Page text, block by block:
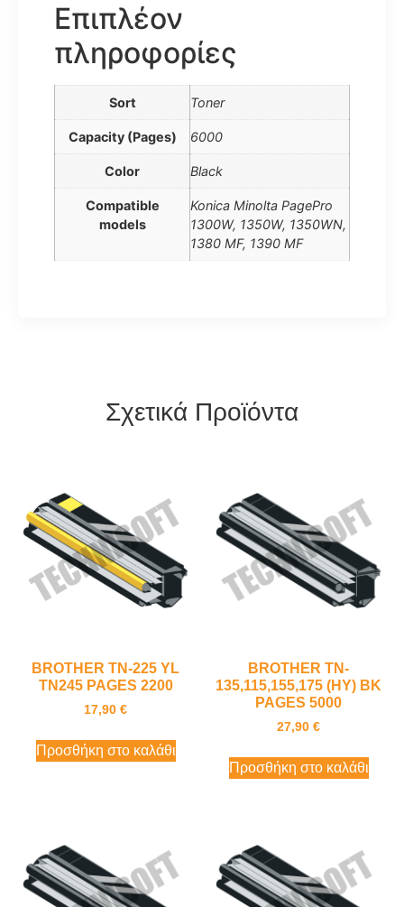
Επιπλέον
πληροφορίες
Sort Toner
Capacity (Pages) 6000
Color Black
Compatible
models
Konica Minolta PagePro
1300W, 1350W, 1350WN,
1380 MF, 1390 MF
Σχετικά Προϊόντα
BROTHER TN-225 YL
TN245 PAGES 2200
17,90 €
Προσθήκη στο καλάθι
BROTHER TN-
135,115,155,175 (HY) BK
PAGES 5000
27,90 €
Προσθήκη στο καλάθι